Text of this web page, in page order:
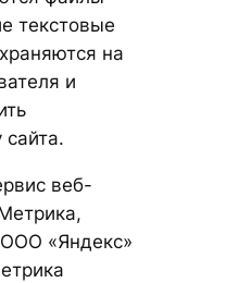
текстовые
на
и
сайта.
веб-
«Яндекс»